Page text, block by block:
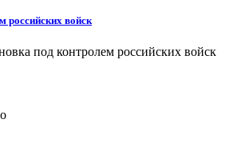
российских войск